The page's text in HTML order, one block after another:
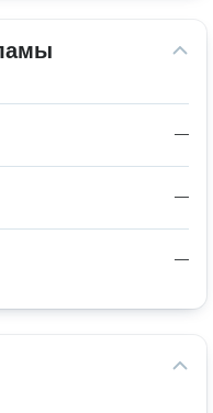
—
—
—